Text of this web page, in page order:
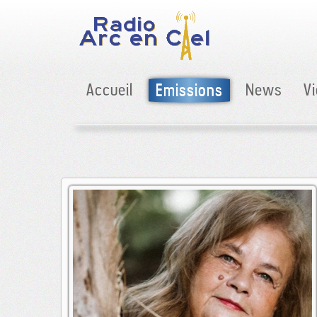
Accueil Emissions News